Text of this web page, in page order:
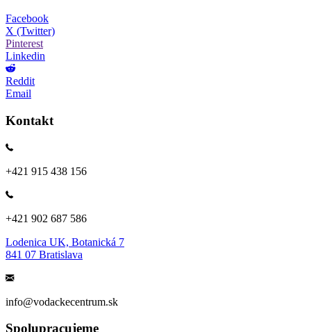
Facebook
X (Twitter)
Pinterest
Linkedin
Reddit
Email
Kontakt
+421 915 438 156
+421 902 687 586
Lodenica UK, Botanická 7
841 07 Bratislava
info@vodackecentrum.sk
Spolupracujeme